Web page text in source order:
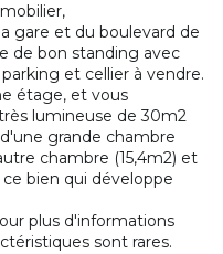
gare et du boulevard de
de bon standing avec
et cellier à vendre.
étage, et vous
lumineuse de 30m2
grande chambre
chambre (15,4m2) et
bien qui développe
plus d'informations
sont rares.